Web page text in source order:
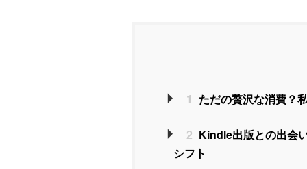
1 ただの贅沢な消費？
2 Kindle出版との出会
シフト